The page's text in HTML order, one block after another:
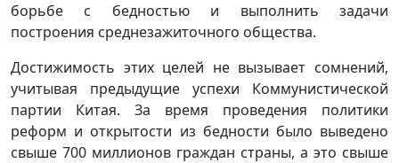
борьбе с бедностью и выполнить задачи
построения среднезажиточного общества.
Достижимость этих целей не вызывает сомнений,
учитывая предыдущие успехи Коммунистической
партии Китая. За время проведения политики
реформ и открытости из бедности было выведено
свыше 700 миллионов граждан страны, а это свыше